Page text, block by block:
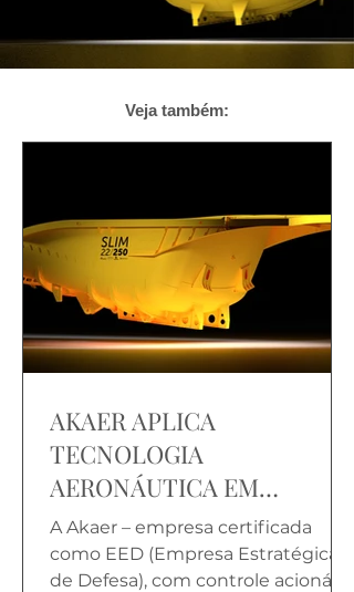
Veja também:
AKAER APLICA
TECNOLOGIA
AERONÁUTICA EM
CAMINHÕES “OFF ROAD”
PARA MINERAÇÃO
A Akaer – empresa certificada
como EED (Empresa Estratégica
de Defesa), com controle acionário